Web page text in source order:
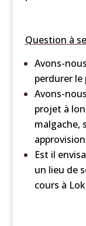
Question à
Avons-
perdurer le
Avons-
projet à
malgache,
Est il
un lieu de
cours à